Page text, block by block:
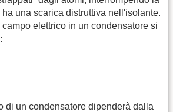
una scarica distruttiva nell'isolante.
elettrico in un condensatore si
:
di un condensatore dipenderà dalla